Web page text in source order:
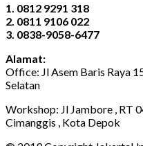
1. 0812 9291 318
2. 0811 9106 022
3. 0838-9058-6477
Alamat:
Office: Jl Asem Baris Raya
Selatan
Workshop: Jl Jambore , RT
Cimanggis , Kota Depok